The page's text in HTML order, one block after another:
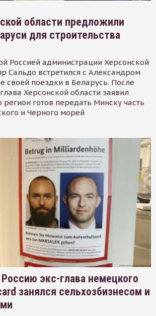
области предложили
для строительства
Россией администрации Херсонской
Сальдо встретился с Александром
своей поездки в Беларусь. После
Херсонской области заявил
регион готов передать Минску часть
и Черного морей
экс-глава немецкого
занялся сельхозбизнесом и